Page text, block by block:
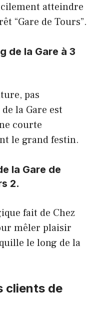
atteindre
“Gare de Tours”.
de la Gare à 3
pas
la Gare est
courte
le grand festin.
la Gare de
2.
fait de Chez
mêler plaisir
le long de la
clients de